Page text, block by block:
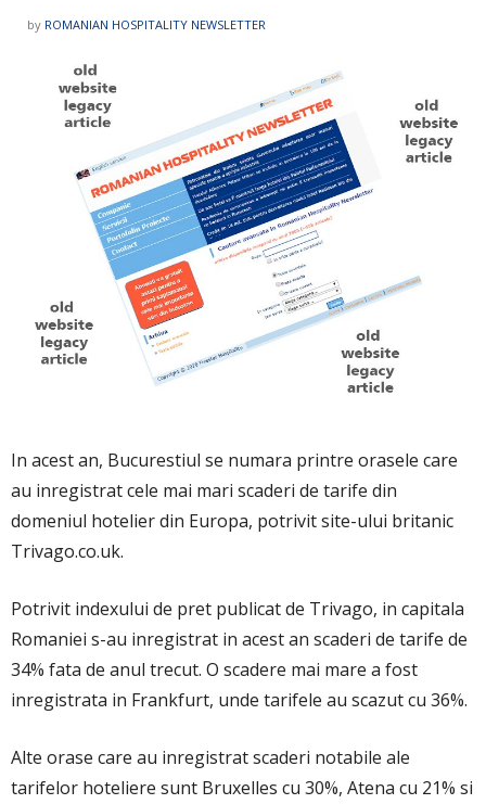
by ROMANIAN HOSPITALITY NEWSLETTER
In acest an, Bucurestiul se numara printre orasele care
au inregistrat cele mai mari scaderi de tarife din
domeniul hotelier din Europa, potrivit site-ului britanic
Trivago.co.uk.
Potrivit indexului de pret publicat de Trivago, in capitala
Romaniei s-au inregistrat in acest an scaderi de tarife de
34% fata de anul trecut. O scadere mai mare a fost
inregistrata in Frankfurt, unde tarifele au scazut cu 36%.
Alte orase care au inregistrat scaderi notabile ale
tarifelor hoteliere sunt Bruxelles cu 30%, Atena cu 21% si